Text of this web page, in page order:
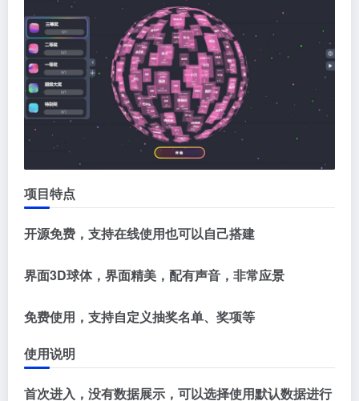
项目特点
开源免费，支持在线使用也可以自己搭建
界面3D球体，界面精美，配有声音，非常应景
免费使用，支持自定义抽奖名单、奖项等
使用说明
首次进入，没有数据展示，可以选择使用默认数据进行